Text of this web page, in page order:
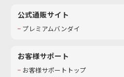
公式通販サイト
プレミアムバンダイ
お客様サポート
お客様サポートトップ